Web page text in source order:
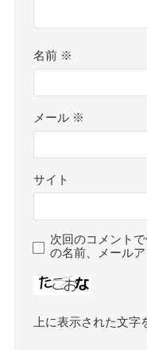
名前 ※
メール ※
サイト
次回のコメント
の名前、メール
上に表示された文字